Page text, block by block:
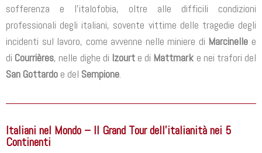
sofferenza e l’italofobia, oltre alle difficili condizioni
professionali degli italiani, sovente vittime delle tragedie degli
incidenti sul lavoro, come avvenne nelle miniere di Marcinelle e
di Courrières, nelle dighe di Izourt e di Mattmark e nei trafori del
San Gottardo e del Sempione.
Italiani nel Mondo – Il Grand Tour dell’italianità nei 5
Continenti